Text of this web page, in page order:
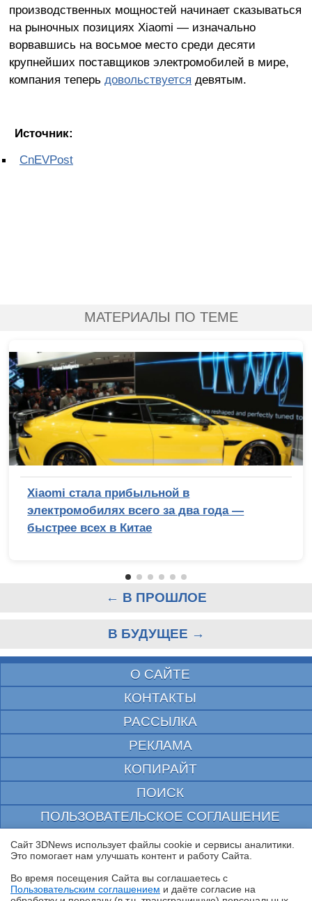
производственных мощностей начинает сказываться
на рыночных позициях Xiaomi — изначально
ворвавшись на восьмое место среди десяти
крупнейших поставщиков электромобилей в мире,
компания теперь довольствуется девятым.
Источник:
CnEVPost
МАТЕРИАЛЫ ПО ТЕМЕ
Xiaomi стала прибыльной в
электромобилях всего за два года —
быстрее всех в Китае
← В ПРОШЛОЕ
В БУДУЩЕЕ →
О САЙТЕ
КОНТАКТЫ
РАССЫЛКА
РЕКЛАМА
КОПИРАЙТ
ПОИСК
ПОЛЬЗОВАТЕЛЬСКОЕ СОГЛАШЕНИЕ
ЗАЩИЩЕНО CURATOR
© 1997—2026 Электронное периодическое издание "3ДНьюс" | Свидетельство о
выдано Федеральной Службой по надзору за соблюдением законодательства в сфере
массовых коммуникаций и охране культурного наследия
Сайт 3DNews использует файлы cookie и сервисы аналитики.
Это помогает нам улучшать контент и работу Cайта.
Во время посещения Cайта вы соглашаетесь с
Пользовательским соглашением и даёте согласие на